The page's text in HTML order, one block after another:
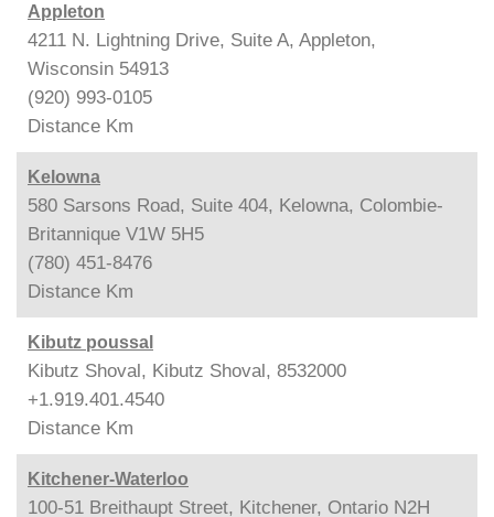
Appleton
4211 N. Lightning Drive, Suite A, Appleton,
Wisconsin 54913
(920) 993-0105
Distance Km
Kelowna
580 Sarsons Road, Suite 404, Kelowna, Colombie-
Britannique V1W 5H5
(780) 451-8476
Distance Km
Kibutz poussal
Kibutz Shoval, Kibutz Shoval, 8532000
+1.919.401.4540
Distance Km
Kitchener-Waterloo
100-51 Breithaupt Street, Kitchener, Ontario N2H